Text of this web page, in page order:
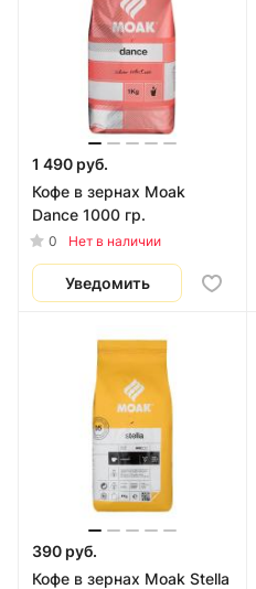
1 490 руб.
Кофе в зернах Moak
Dance 1000 гр.
0 Нет в наличии
Уведомить
390 руб.
Кофе в зернах Moak Stella